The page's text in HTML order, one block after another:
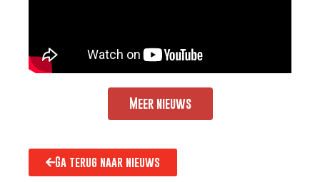
Meer nieuws
Ga terug naar nieuws